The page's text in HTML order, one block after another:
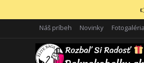
Náš príbeh Novinky Fotogaléria